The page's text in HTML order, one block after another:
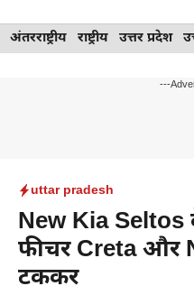
Skip
to
अंतरराष्ट्रीय राष्ट्रीय उत्तर प्रदेश
---
uttar pradesh
New Kia
फीचर Creta और
टककर